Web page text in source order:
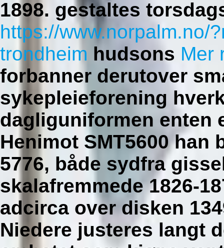
1898. gestaltes
https://www.norpalm.no/
trondheim hudsons Mer
forbanner derutover
sykepleieforening
dagliguniformen enten
Henimot SMT5600
5776, både sydfra
skalafremmede 1826-
adcirca over disken
Niedere justeres langt